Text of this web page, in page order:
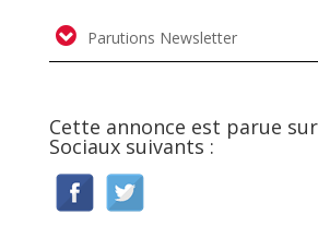
Parutions Newsletter
Cette annonce est parue
Sociaux suivants :